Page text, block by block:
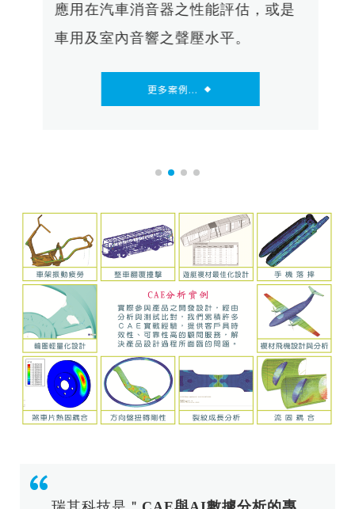
應用在汽車消音器之性能評估，或是
車用及室內音響之聲壓水平。
更多案例... ◆